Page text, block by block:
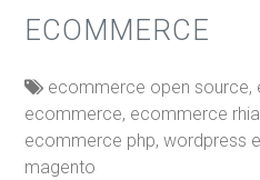
ECOMMERCE
ecommerce open
ecommerce, ecommerce
ecommerce php, wordpress
magento